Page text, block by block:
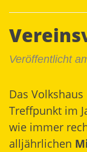
Veröffentlicht
Das
Treffpunkt im
wie immer
alljährlichen